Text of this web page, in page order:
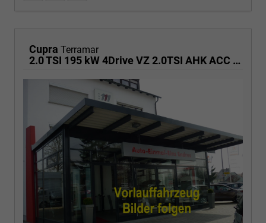
Cupra Terramar
2.0 TSI 195 kW 4Drive VZ 2.0TSI AHK ACC el. Hk GV5/100TKM